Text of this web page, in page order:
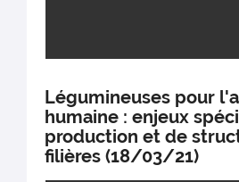
Légumineuses pour
humaine : enjeux
production et de
filières (18/03/21)